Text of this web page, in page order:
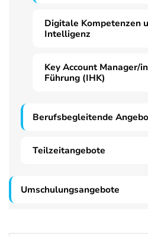
Digitale Kompetenzen
Intelligenz
Key Account Manager/
Führung (IHK)
Berufsbegleitende
Teilzeitangebote
Umschulungsangebote